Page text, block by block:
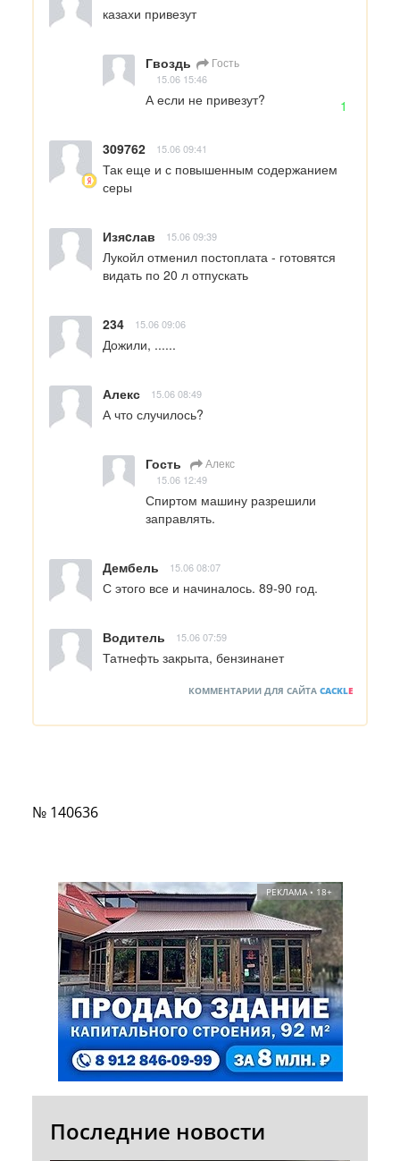
казахи привезут
Гвоздь Гость
15.06 15:46
А если не привезут? 1
309762 15.06 09:41
Так еще и с повышенным содержанием
серы
Изяcлав 15.06 09:39
Лукойл отменил постоплата - готовятся
видать по 20 л отпускать
234 15.06 09:06
Дожили, ......
Алекс 15.06 08:49
А что случилось?
Гость Алекс
15.06 12:49
Спиртом машину разрешили
заправлять.
Дембель 15.06 08:07
С этого все и начиналось. 89-90 год.
Водитель 15.06 07:59
Татнефть закрыта, бензинанет
КОММЕНТАРИИ ДЛЯ САЙТА CACKLE
№ 140636
РЕКЛАМА • 18+
Последние новости